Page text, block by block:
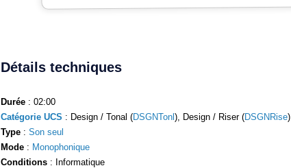
Détails techniques
Durée : 02:00
Catégorie UCS : Design / Tonal (DSGNTonl), Design / Riser (DSGNRise)
Type : Son seul
Mode : Monophonique
Conditions : Informatique